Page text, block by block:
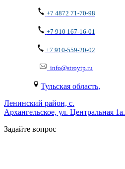
+7 4872 71-70-98
+7 910 167-16-01
+7 910-559-20-02
info@stroytp.ru
Тульская область,
Ленинский район, с.
Архангельское, ул. Центральная 1а.
Задайте вопрос